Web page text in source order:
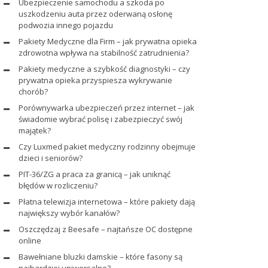
Ubezpieczenie samochodu a szkoda po
uszkodzeniu auta przez oderwaną osłonę
podwozia innego pojazdu
Pakiety Medyczne dla Firm – jak prywatna opieka
zdrowotna wpływa na stabilność zatrudnienia?
Pakiety medyczne a szybkość diagnostyki – czy
prywatna opieka przyspiesza wykrywanie
chorób?
Porównywarka ubezpieczeń przez internet – jak
świadomie wybrać polisę i zabezpieczyć swój
majątek?
Czy Luxmed pakiet medyczny rodzinny obejmuje
dzieci i seniorów?
PIT-36/ZG a praca za granicą – jak uniknąć
błędów w rozliczeniu?
Płatna telewizja internetowa – które pakiety dają
największy wybór kanałów?
Oszczędzaj z Beesafe – najtańsze OC dostępne
online
Bawełniane bluzki damskie – które fasony są